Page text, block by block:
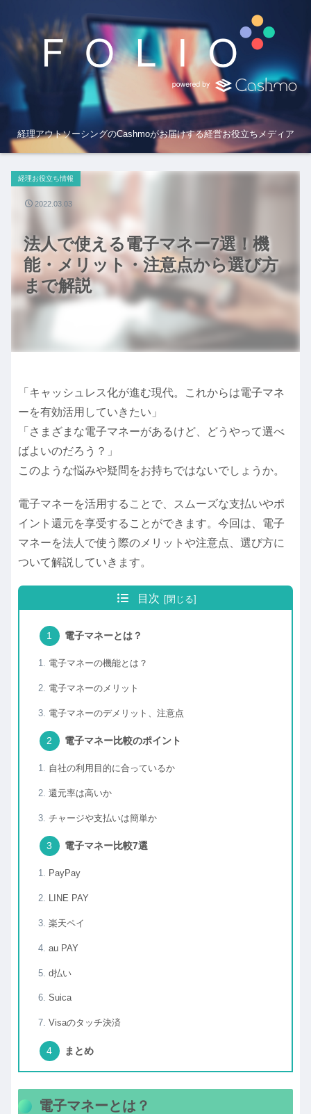
経理アウトソーシングのCashmoがお届けする経営お役立ちメディア
法人で使える電子マネー7選！機
能・メリット・注意点から選び方
まで解説
経理お役立ち情報
2022.03.03
「キャッシュレス化が進む現代。これからは電子マネ
ーを有効活用していきたい」
「さまざまな電子マネーがあるけど、どうやって選べ
ばよいのだろう？」
このような悩みや疑問をお持ちではないでしょうか。
電子マネーを活用することで、スムーズな支払いやポ
イント還元を享受することができます。今回は、電子
マネーを法人で使う際のメリットや注意点、選び方に
ついて解説していきます。
目次
電子マネーとは？
電子マネーの機能とは？
電子マネーのメリット
電子マネーのデメリット、注意点
電子マネー比較のポイント
自社の利用目的に合っているか
還元率は高いか
チャージや支払いは簡単か
電子マネー比較7選
PayPay
LINE PAY
楽天ペイ
au PAY
d払い
Suica
Visaのタッチ決済
まとめ
電子マネーとは？